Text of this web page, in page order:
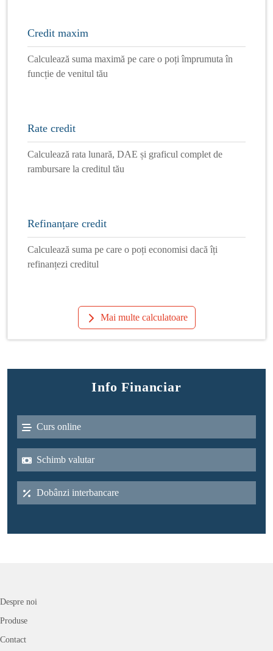
Credit maxim
Calculează suma maximă pe care o poți împrumuta în
funcție de venitul tău
Rate credit
Calculează rata lunară, DAE și graficul complet de
rambursare la creditul tău
Refinanțare credit
Calculează suma pe care o poți economisi dacă îți
refinanțezi creditul
Mai multe calculatoare
Info Financiar
Curs online
Schimb valutar
Dobânzi interbancare
Despre noi
Produse
Contact